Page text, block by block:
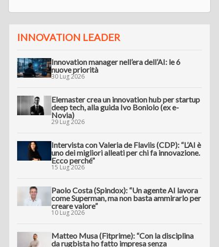
INNOVATION LEADER
Innovation manager nell’era dell’AI: le 6
nuove priorità
30 Lug 2026
Elemaster crea un innovation hub per startup
deep tech, alla guida Ivo Boniolo (ex e-
Novia)
29 Lug 2026
Intervista con Valeria de Flaviis (CDP): “L’AI è
uno dei migliori alleati per chi fa innovazione.
Ecco perché”
15 Lug 2026
Paolo Costa (Spindox): “Un agente AI lavora
come Superman, ma non basta ammirarlo per
creare valore”
10 Lug 2026
Matteo Musa (Fitprime): “Con la disciplina
da rugbista ho fatto impresa senza